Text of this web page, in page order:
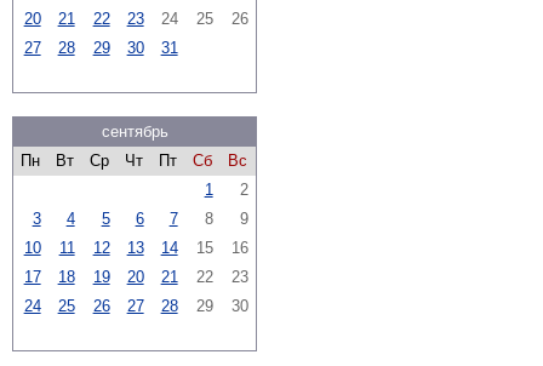
20
21 22 23 24 25
26
27
28 29 30 31
сентябрь
Пн
Вт Ср Чт Пт Сб
Вс
1
2
3
4 5 6 7 8
9
10
11 12 13 14 15
16
17
18 19 20 21 22
23
24
25 26 27 28 29 30